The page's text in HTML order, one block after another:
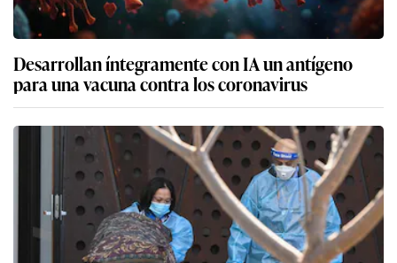
Desarrollan íntegramente con IA un antígeno
para una vacuna contra los coronavirus